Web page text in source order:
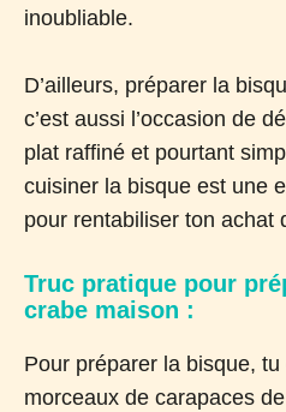
inoubliable.
D’ailleurs, préparer la
c’est aussi l’occasion de
plat raffiné et pourtant
cuisiner la bisque est une
pour rentabiliser ton achat
Truc pratique pour
crabe maison :
Pour préparer la bisque,
morceaux de carapaces